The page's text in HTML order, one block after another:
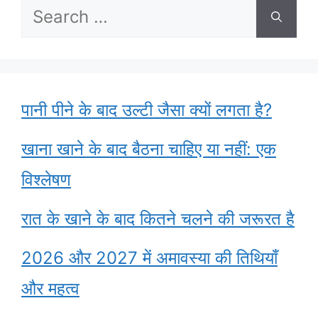
Search
पानी पीने के बाद उल्टी जैसा क्यों लगता है?
खाना खाने के बाद बैठना चाहिए या नहीं: एक
विश्लेषण
रात के खाने के बाद कितने चलने की जरूरत है
2026 और 2027 में अमावस्या की तिथियाँ
और महत्व